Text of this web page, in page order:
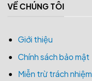
VỀ CHÚNG TÔI
Giới thiệu
Chính sách bảo mật
Miễn trừ trách nhiệm